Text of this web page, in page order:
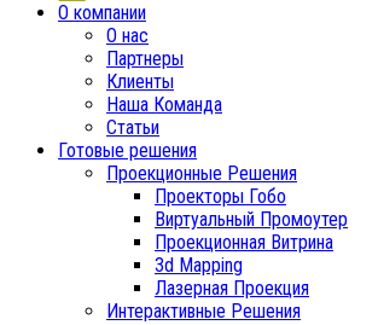
О компании
О нас
Партнеры
Клиенты
Наша Команда
Статьи
Готовые решения
Проекционные Решения
Проекторы Гобо
Виртуальный Промоутер
Проекционная Витрина
3d Mapping
Лазерная Проекция
Интерактивные Решения